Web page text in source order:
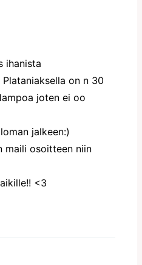
ihanista
on n 30
joten ei oo
jalkeen:)
maili osoitteen niin
<3